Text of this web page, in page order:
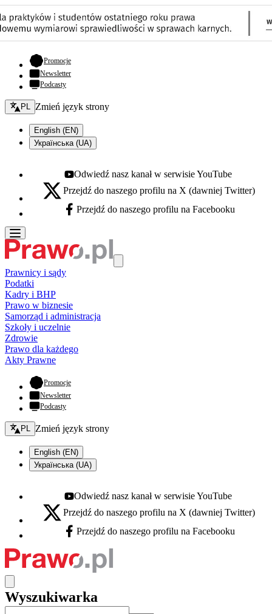
Promocje- otwiera się w nowej karcie
Newsletter
Podcasty
Zmień język - bieżący:
PL Zmień język strony
English (EN)
Українська (UA)
Youtube - otwiera się w nowej karcie
Odwiedź nasz kanał w serwisie YouTube
X - otwiera się w nowej karcie
Przejdź do naszego profilu na X (dawniej Twitter)
Facebook - otwiera się w nowej karcie
Przejdź do naszego profilu na Facebooku
Prawnicy i sądy
Podatki
Kadry i BHP
Prawo w biznesie
Samorząd i administracja
Szkoły i uczelnie
Zdrowie
Prawo dla każdego
Akty Prawne
Promocje- otwiera się w nowej karcie
Newsletter
Podcasty
Zmień język - bieżący:
PL Zmień język strony
English (EN)
Українська (UA)
Youtube - otwiera się w nowej karcie
Odwiedź nasz kanał w serwisie YouTube
X - otwiera się w nowej karcie
Przejdź do naszego profilu na X (dawniej Twitter)
Facebook - otwiera się w nowej karcie
Przejdź do naszego profilu na Facebooku
Wyszukiwarka